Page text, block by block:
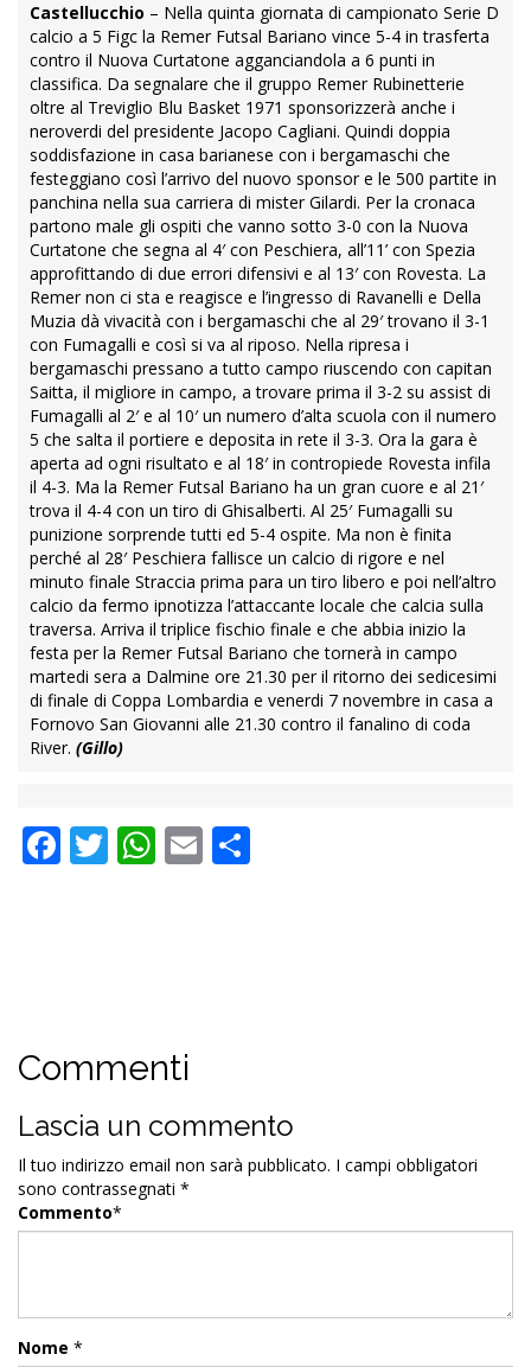
Castellucchio – Nella quinta giornata di campionato Serie D
calcio a 5 Figc la Remer Futsal Bariano vince 5-4 in trasferta
contro il Nuova Curtatone agganciandola a 6 punti in
classifica. Da segnalare che il gruppo Remer Rubinetterie
oltre al Treviglio Blu Basket 1971 sponsorizzerà anche i
neroverdi del presidente Jacopo Cagliani. Quindi doppia
soddisfazione in casa barianese con i bergamaschi che
festeggiano così l’arrivo del nuovo sponsor e le 500 partite in
panchina nella sua carriera di mister Gilardi. Per la cronaca
partono male gli ospiti che vanno sotto 3-0 con la Nuova
Curtatone che segna al 4′ con Peschiera, all’11’ con Spezia
approfittando di due errori difensivi e al 13′ con Rovesta. La
Remer non ci sta e reagisce e l’ingresso di Ravanelli e Della
Muzia dà vivacità con i bergamaschi che al 29′ trovano il 3-1
con Fumagalli e così si va al riposo. Nella ripresa i
bergamaschi pressano a tutto campo riuscendo con capitan
Saitta, il migliore in campo, a trovare prima il 3-2 su assist di
Fumagalli al 2′ e al 10′ un numero d’alta scuola con il numero
5 che salta il portiere e deposita in rete il 3-3. Ora la gara è
aperta ad ogni risultato e al 18′ in contropiede Rovesta infila
il 4-3. Ma la Remer Futsal Bariano ha un gran cuore e al 21′
trova il 4-4 con un tiro di Ghisalberti. Al 25′ Fumagalli su
punizione sorprende tutti ed 5-4 ospite. Ma non è finita
perché al 28′ Peschiera fallisce un calcio di rigore e nel
minuto finale Straccia prima para un tiro libero e poi nell’altro
calcio da fermo ipnotizza l’attaccante locale che calcia sulla
traversa. Arriva il triplice fischio finale e che abbia inizio la
festa per la Remer Futsal Bariano che tornerà in campo
martedi sera a Dalmine ore 21.30 per il ritorno dei sedicesimi
di finale di Coppa Lombardia e venerdi 7 novembre in casa a
Fornovo San Giovanni alle 21.30 contro il fanalino di coda
River. (Gillo)
Facebook
Twitter
WhatsApp
Email
Commenti
Lascia un commento
Il tuo indirizzo email non sarà pubblicato. I campi obbligatori
sono contrassegnati *
Commento*
Nome *